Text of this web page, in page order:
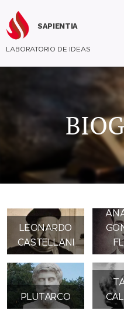
SAPIENTIA
LABORATORIO DE IDEAS
LEONARDO
CASTELLANI
PLUTARCO